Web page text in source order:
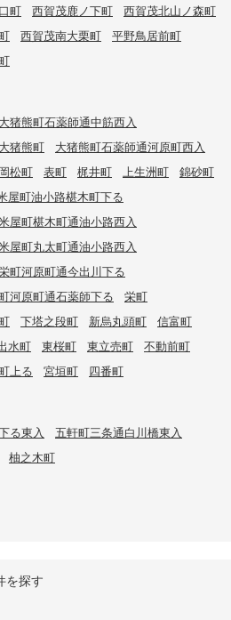
町 西賀茂鹿ノ下町
西賀茂北山ノ森町
西賀茂南大栗町
平野鳥居前町
大猪熊町石薬師通中筋西入
大猪熊町
大猪熊町石薬師通河原町西入
岡松町 表町 梶井町 上生洲町
錦砂町
屋町油小路椹木町下る
屋町椹木町通油小路西入
屋町丸太町通油小路西入
町河原町通今出川下る
河原町通石薬師下る
栄町
下塔之段町 新烏丸頭町
信富町
水町 東桜町 東立売町
不動前町
上る 宮垣町 四番町
る東入
五軒町三条通白川橋東入
柚之木町
を探す